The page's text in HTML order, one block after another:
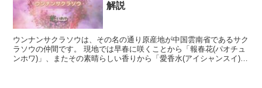
解説
ウンナンサクラソウは、その名の通り原産地が中国雲南省であるサク
ラソウの仲間です。 現地では早春に咲くことから「報春花(パオチュ
ンホワ)」、またその素晴らしい香りから「愛香水(アイシャンスイ)」